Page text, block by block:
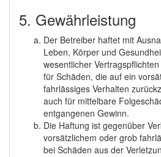
5. Gewährleistung
Der Betreiber haftet mit
Leben, Körper und
wesentlicher
für Schäden, die auf ein
fahrlässiges Verhalten
auch für mittelbare
entgangenen Gewinn.
Die Haftung ist gegenüber
vorsätzlichem oder grob
bei Schäden aus der